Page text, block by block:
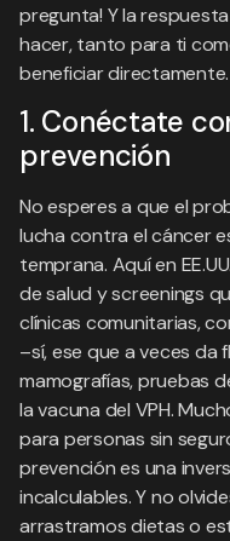
pregunta! Y la
hacer, tanto para ti
beneficiar directamente.
1. Conéctate
prevención
No esperes a que el
lucha contra el cáncer
temprana. Aquí en
de salud y screenings
clínicas comunitarias,
–sí, ese que a veces
mamografías, pruebas
la vacuna del VPH.
para personas sin
prevención es una
incalculables. Y no
arrastramos dietas o